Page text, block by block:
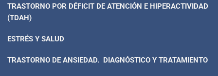
TRASTORNO POR DÉFICIT DE ATENCIÓN E HIPERACTIVIDAD
(TDAH)
ESTRÉS Y SALUD
TRASTORNO DE ANSIEDAD. DIAGNÓSTICO Y TRATAMIENTO